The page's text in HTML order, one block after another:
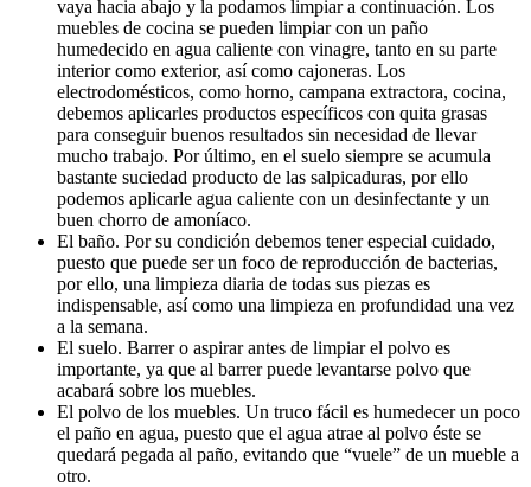
vaya hacia abajo y la podamos limpiar a continuación. Los
muebles de cocina se pueden limpiar con un paño
humedecido en agua caliente con vinagre, tanto en su parte
interior como exterior, así como cajoneras. Los
electrodomésticos, como horno, campana extractora, cocina,
debemos aplicarles productos específicos con quita grasas
para conseguir buenos resultados sin necesidad de llevar
mucho trabajo. Por último, en el suelo siempre se acumula
bastante suciedad producto de las salpicaduras, por ello
podemos aplicarle agua caliente con un desinfectante y un
buen chorro de amoníaco.
El baño. Por su condición debemos tener especial cuidado,
puesto que puede ser un foco de reproducción de bacterias,
por ello, una limpieza diaria de todas sus piezas es
indispensable, así como una limpieza en profundidad una vez
a la semana.
El suelo. Barrer o aspirar antes de limpiar el polvo es
importante, ya que al barrer puede levantarse polvo que
acabará sobre los muebles.
El polvo de los muebles. Un truco fácil es humedecer un poco
el paño en agua, puesto que el agua atrae al polvo éste se
quedará pegada al paño, evitando que “vuele” de un mueble a
otro.